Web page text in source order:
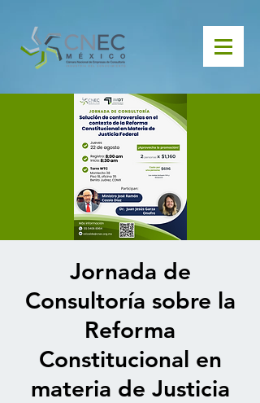
Jornada de
Consultoría sobre la
Reforma
Constitucional en
materia de Justicia